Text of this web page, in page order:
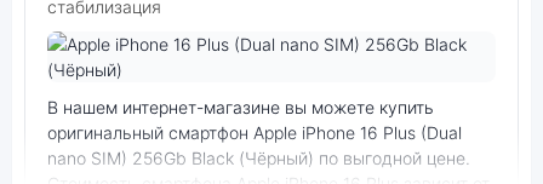
стабилизация
В нашем интернет-магазине вы можете купить
оригинальный смартфон Apple iPhone 16 Plus (Dual
nano SIM) 256Gb Black (Чёрный) по выгодной цене.